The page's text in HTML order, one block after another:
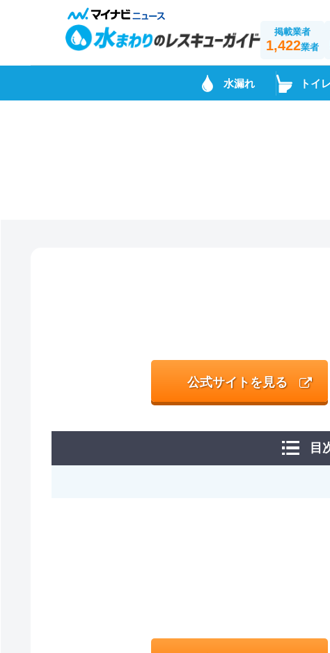
掲載業者
1,422業者
水漏れ トイレ
公式サイトを見る
目